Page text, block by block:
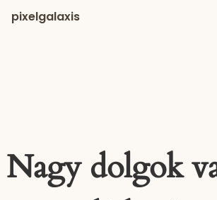
pixelgalaxis
Nagy dolgok